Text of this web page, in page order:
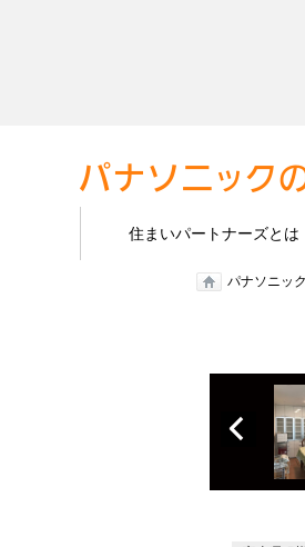
住まいパートナーズとは
パナソニッ